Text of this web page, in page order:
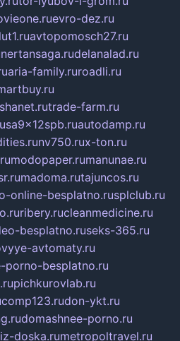
evro-dez.ru
avtopomosch27.ru
nertansaga.rudelanalad.ru
aria-family.ruroadli.ru
trade-farm.ru
autodamp.ru
nv750.rux-ton.ru
modopaper.rumanunae.ru
madoma.rutajuncos.ru
online-besplatno.rusplclub.ru
ribery.rucleanmedicine.ru
besplatno.ruseks-365.ru
avtomaty.ru
porno-besplatno.ru
pichkurovlab.ru
comp123.rudon-ykt.ru
domashnee-porno.ru
doska.rumetropoltravel.ru